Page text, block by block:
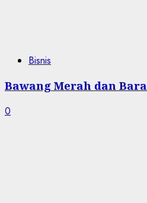
Bisnis
Bawang Merah dan
0